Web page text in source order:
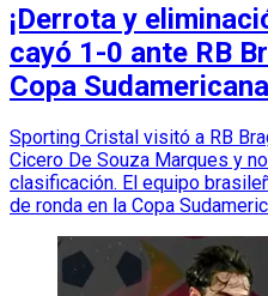
¡Derrota y
cayó 1-0 ante RB
Copa
Sporting Cristal visitó a RB
Cicero De Souza Marques y
clasificación. El equipo
de ronda en la Copa